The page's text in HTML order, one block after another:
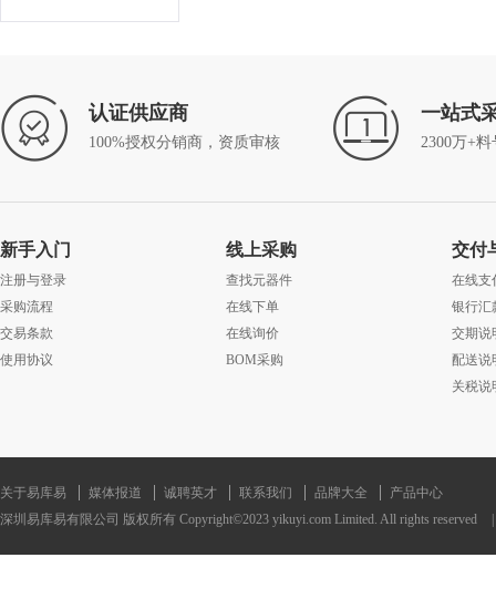
认证供应商
100%授权分销商，资质审核
一站式
2300万+
新手入门
注册与登录
采购流程
交易条款
使用协议
线上采购
查找元器件
在线下单
在线询价
BOM采购
交付
在线支
银行汇
交期说
配送说
关税说
关于易库易 媒体报道 诚聘英才 联系我们 品牌大全
产品中心
深圳易库易有限公司 版权所有 Copyright©2023 yikuyi.com Limited. All rights reserved